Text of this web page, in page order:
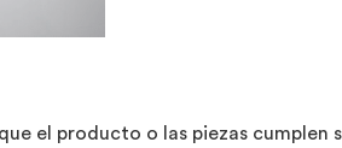
el producto o las piezas cumplen